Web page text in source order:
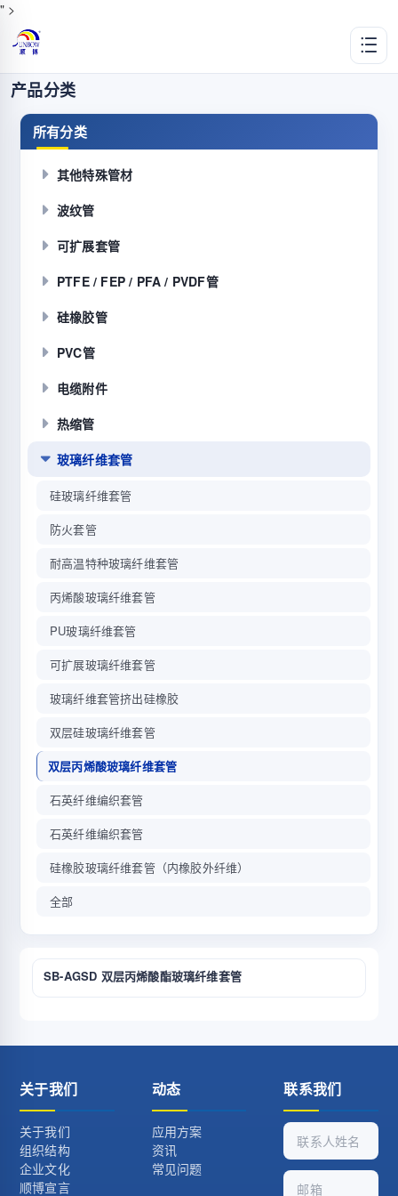
" >
产品分类
所有分类
其他特殊管材
波纹管
可扩展套管
PTFE / FEP / PFA / PVDF管
硅橡胶管
PVC管
电缆附件
热缩管
玻璃纤维套管
硅玻璃纤维套管
防火套管
耐高温特种玻璃纤维套管
丙烯酸玻璃纤维套管
PU玻璃纤维套管
可扩展玻璃纤维套管
玻璃纤维套管挤出硅橡胶
双层硅玻璃纤维套管
双层丙烯酸玻璃纤维套管
石英纤维编织套管
石英纤维编织套管
硅橡胶玻璃纤维套管（内橡胶外纤维）
全部
SB-AGSD 双层丙烯酸酯玻璃纤维套管
关于我们
关于我们
组织结构
企业文化
顺博宣言
动态
应用方案
资讯
常见问题
联系我们